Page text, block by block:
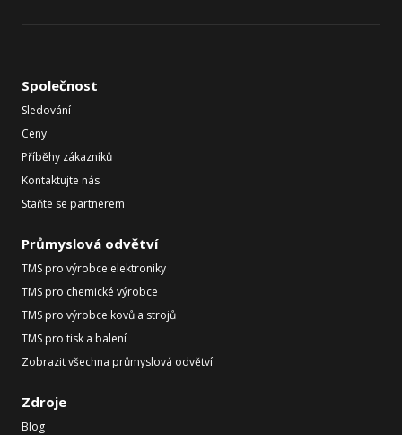
Společnost
Sledování
Ceny
Příběhy zákazníků
Kontaktujte nás
Staňte se partnerem
Průmyslová odvětví
TMS pro výrobce elektroniky
TMS pro chemické výrobce
TMS pro výrobce kovů a strojů
TMS pro tisk a balení
Zobrazit všechna průmyslová odvětví
Zdroje
Blog